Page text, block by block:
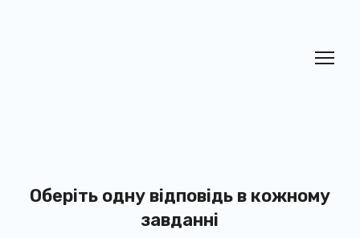
Оберіть одну відповідь в кожному
завданні